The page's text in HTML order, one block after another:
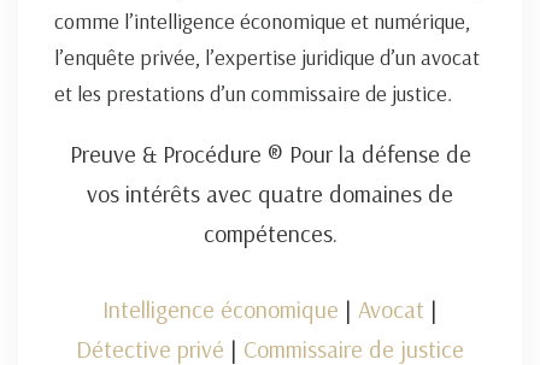
comme l’intelligence économique et numérique,
l’enquête privée, l’expertise juridique d’un avocat
et les prestations d’un commissaire de justice.
Preuve & Procédure ® Pour la défense de
vos intérêts avec quatre domaines de
compétences.
Intelligence économique | Avocat |
Détective privé | Commissaire de justice